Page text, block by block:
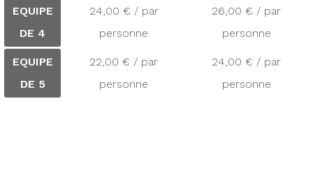
EQUIPE
DE 4
24,00 € / par
personne
26,00 € / par
personne
EQUIPE
DE 5
22,00 € / par
personne
24,00 € / par
personne